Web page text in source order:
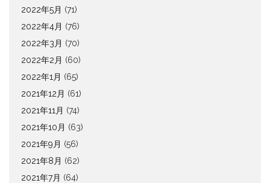
2022年5月 (71)
2022年4月 (76)
2022年3月 (70)
2022年2月 (60)
2022年1月 (65)
2021年12月 (61)
2021年11月 (74)
2021年10月 (63)
2021年9月 (56)
2021年8月 (62)
2021年7月 (64)